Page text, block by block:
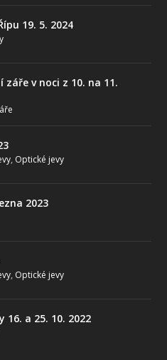
19. 5. 2024
v noci z 10. na 11.
, Optické jevy
2023
, Optické jevy
16. a 25. 10. 2022